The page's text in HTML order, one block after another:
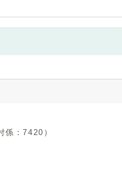
：7420）